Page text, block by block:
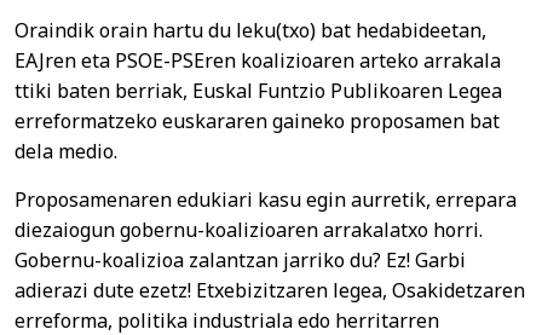
Oraindik orain hartu du leku(txo) bat hedabideetan,
EAJren eta PSOE-PSEren koalizioaren arteko arrakala
ttiki baten berriak, Euskal Funtzio Publikoaren Legea
erreformatzeko euskararen gaineko proposamen bat
dela medio.
Proposamenaren edukiari kasu egin aurretik, errepara
diezaiogun gobernu-koalizioaren arrakalatxo horri.
Gobernu-koalizioa zalantzan jarriko du? Ez! Garbi
adierazi dute ezetz! Etxebizitzaren legea, Osakidetzaren
erreforma, politika industriala edo herritarren